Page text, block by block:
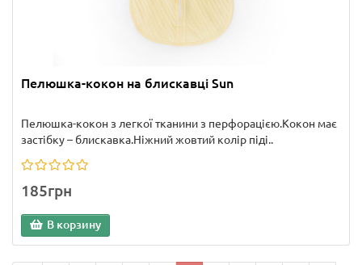
Пелюшка-кокон на блискавці Sun
Пелюшка-кокон з легкої тканини з перфорацією.Кокон має
застібку – блискавка.Ніжний жовтий колір піді..
185грн
В корзину